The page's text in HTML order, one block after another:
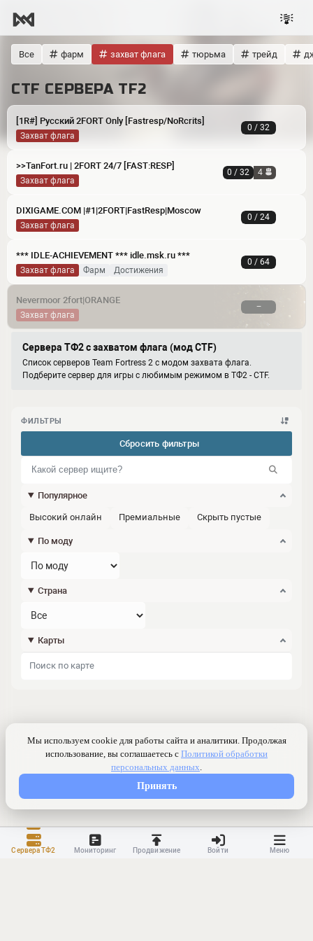
Все фарм захват флага тюрьма трейд
CTF СЕРВЕРА TF2
[1R#] Русский 2FORT Only [Fastresp/NoRcrits]
Захват флага
0 / 32
>>TanFort.ru | 2FORT 24/7 [FAST:RESP]
Захват флага
0 / 32 4
DIXIGAME.COM |#1|2FORT|FastResp|Moscow
Захват флага
0 / 24
*** IDLE-ACHIEVEMENT *** idle.msk.ru ***
Захват флага фарм достижения
0 / 64
Nevermoor 2fort|ORANGE
Захват флага
−
Сервера ТФ2 с захватом флага (мод CTF)
Список серверов Team Fortress 2 с модом захвата флага.
Подберите сервер для игры с любимым режимом в ТФ2 - CTF.
ФИЛЬТРЫ
Сбросить фильтры
Популярное
Высокий онлайн Премиальные Скрыть пустые
По моду
Страна
Карты
Сервера ТФ2 Мониторинг Продвижение Войти Меню